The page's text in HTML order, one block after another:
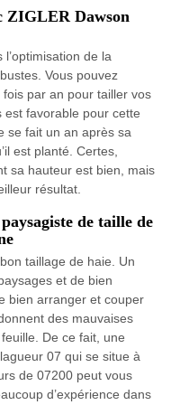
ZIGLER Dawson
de la
Vous pouvez
par an pour tailler vos
est favorable pour cette
se fait un an après sa
est planté. Certes,
sa hauteur est bien, mais
résultat.
de taille de
taillage de haie. Un
et de bien
bien arranger et couper
des mauvaises
De ce fait, une
07 qui se situe à
de 07200 peut vous
d’expérience dans